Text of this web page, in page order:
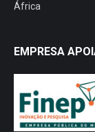
África
EMPRESA